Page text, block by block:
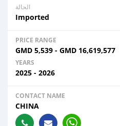
الحالة
Imported
PRICE RANGE
GMD 5,539 - GMD 16,619,577
YEARS
2025 - 2026
CONTACT NAME
CHINA